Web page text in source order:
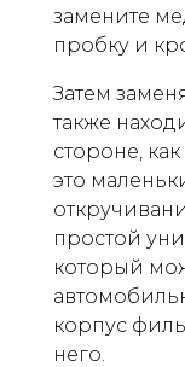
замените
пробку и
Затем
также
стороне,
это
простой
который
корпус
него.